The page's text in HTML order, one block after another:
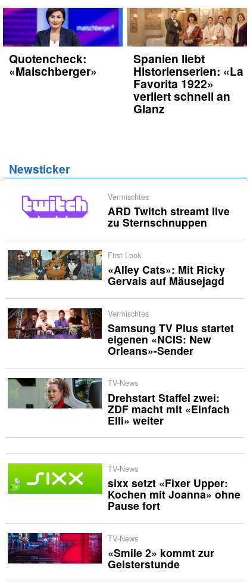
Quotencheck:
«Maischberger»
Spanien liebt
Historienserien: «La
Favorita 1922»
verliert schnell an
Glanz
Newsticker
Vermischtes
ARD Twitch streamt live
zu Sternschnuppen
First Look
«Alley Cats»: Mit Ricky
Gervais auf Mäusejagd
Vermischtes
Samsung TV Plus startet
eigenen «NCIS: New
Orleans»-Sender
TV-News
Drehstart Staffel zwei:
ZDF macht mit «Einfach
Elli» weiter
TV-News
sixx setzt «Fixer Upper:
Kochen mit Joanna» ohne
Pause fort
TV-News
«Smile 2» kommt zur
Geisterstunde